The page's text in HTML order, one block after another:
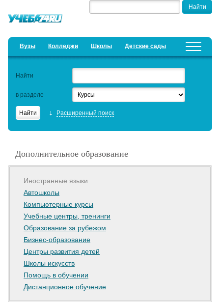
Вузы Колледжи Школы Детские сады
Добавить уч. заведение Предложить новость
Актуальные статьи
Найти
в разделе
Расширенный поиск
Дополнительное образование
Иностранные языки
Автошколы
Компьютерные курсы
Учебные центры, тренинги
Образование за рубежом
Бизнес-образование
Центры развития детей
Школы искусств
Помощь в обучении
Дистанционное обучение